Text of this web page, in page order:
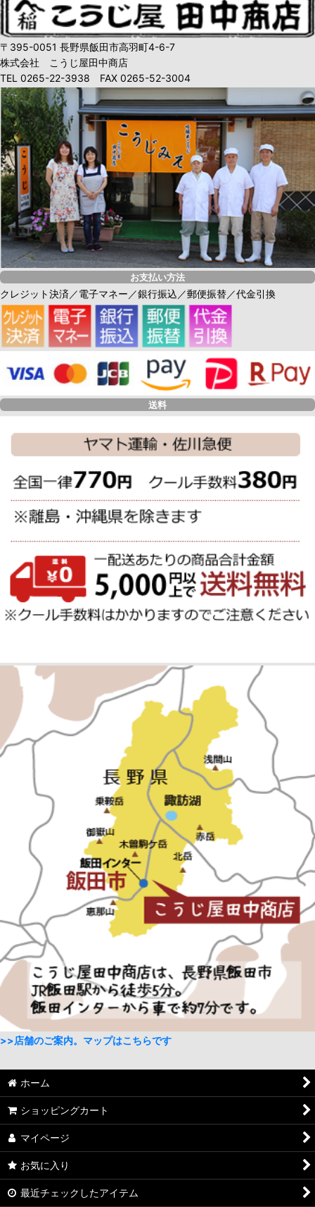
〒395-0051 長野県飯田市高羽町4-6-7
株式会社 こうじ屋田中商店
TEL 0265-22-3938 FAX 0265-52-3004
お支払い方法
クレジット決済／電子マネー／銀行振込／郵便振替／代金引換
送料
>>店舗のご案内。マップはこちらです
ホーム
ショッピングカート
マイページ
お気に入り
最近チェックしたアイテム